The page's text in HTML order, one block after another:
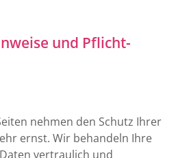
und Pflicht­
nehmen den Schutz Ihrer
ernst. Wir behandeln Ihre
vertraulich und